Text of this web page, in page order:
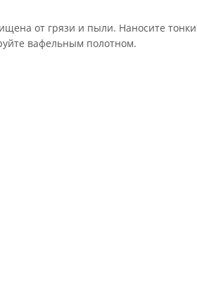
от грязи и пыли. Наносите
вафельным полотном.